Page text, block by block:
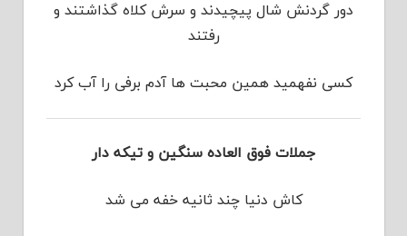
دور گردنش شال پیچیدند و سرش کلاه گذاشتند و
رفتند
کسی نفهمید همین محبت ها آدم برفی را آب کرد
جملات فوق العاده سنگین و تیکه دار
کاش دنیا چند ثانیه خفه می شد